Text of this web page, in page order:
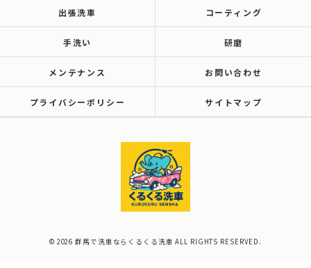
出張洗車 コーティング
手洗い 研磨
メンテナンス お問い合わせ
プライバシーポリシー サイトマップ
© 2026 群馬で洗車ならくるくる洗車 ALL RIGHTS RESERVED.